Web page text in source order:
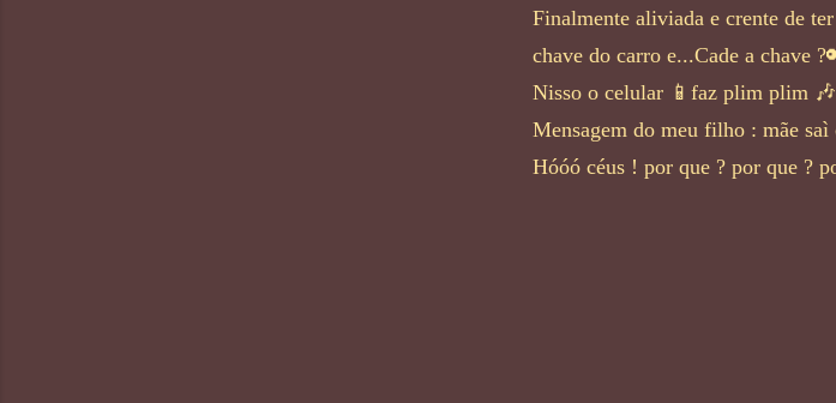
Finalmente aliviada e crente de
chave do carro e...Cade a chave
Nisso o celular 📱faz plim plim
Mensagem do meu filho : mãe
Hóóó céus ! por que ? por que ?